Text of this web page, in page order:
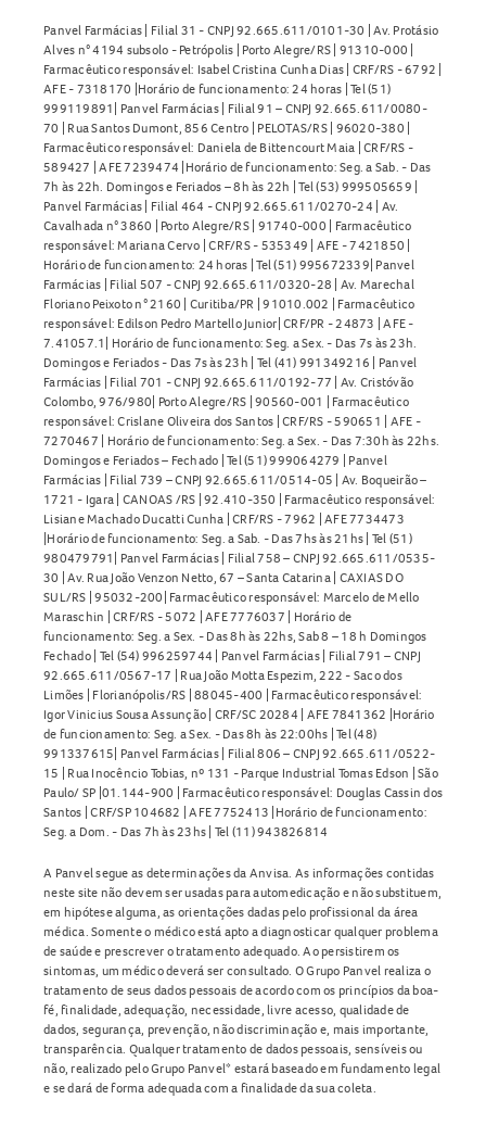
Panvel Farmácias | Filial 31 - CNPJ 92.665.611/0101-30 | Av. Protásio
Alves n° 4194 subsolo - Petrópolis | Porto Alegre/RS | 91310-000 |
Farmacêutico responsável: Isabel Cristina Cunha Dias | CRF/RS - 6792 |
AFE - 7318170 |Horário de funcionamento: 24 horas | Tel (51)
999119891| Panvel Farmácias | Filial 91 – CNPJ 92.665.611/0080-
70 | Rua Santos Dumont, 856 Centro | PELOTAS/RS | 96020-380 |
Farmacêutico responsável: Daniela de Bittencourt Maia | CRF/RS -
589427 | AFE 7239474 |Horário de funcionamento: Seg. a Sab. - Das
7h às 22h. Domingos e Feriados – 8h às 22h | Tel (53) 999505659 |
Panvel Farmácias | Filial 464 - CNPJ 92.665.611/0270-24 | Av.
Cavalhada n° 3860 | Porto Alegre/RS | 91740-000 | Farmacêutico
responsável: Mariana Cervo | CRF/RS - 535349 | AFE - 7421850 |
Horário de funcionamento: 24 horas | Tel (51) 995672339| Panvel
Farmácias | Filial 507 - CNPJ 92.665.611/0320-28 | Av. Marechal
Floriano Peixoto n° 2160 | Curitiba/PR | 91010.002 | Farmacêutico
responsável: Edilson Pedro Martello Junior| CRF/PR - 24873 | AFE -
7.41057.1| Horário de funcionamento: Seg. a Sex. - Das 7s às 23h.
Domingos e Feriados - Das 7s às 23h | Tel (41) 991349216 | Panvel
Farmácias | Filial 701 - CNPJ 92.665.611/0192-77 | Av. Cristóvão
Colombo, 976/980| Porto Alegre/RS | 90560-001 | Farmacêutico
responsável: Crislane Oliveira dos Santos | CRF/RS - 590651 | AFE -
7270467 | Horário de funcionamento: Seg. a Sex. - Das 7:30h às 22hs.
Domingos e Feriados – Fechado | Tel (51) 999064279 | Panvel
Farmácias | Filial 739 – CNPJ 92.665.611/0514-05 | Av. Boqueirão –
1721 - Igara | CANOAS /RS | 92.410-350 | Farmacêutico responsável:
Lisiane Machado Ducatti Cunha | CRF/RS - 7962 | AFE 7734473
|Horário de funcionamento: Seg. a Sab. - Das 7hs às 21hs | Tel (51)
980479791| Panvel Farmácias | Filial 758 – CNPJ 92.665.611/0535-
30 | Av. Rua João Venzon Netto, 67 – Santa Catarina | CAXIAS DO
SUL/RS | 95032-200| Farmacêutico responsável: Marcelo de Mello
Maraschin | CRF/RS - 5072 | AFE 7776037 | Horário de
funcionamento: Seg. a Sex. - Das 8h às 22hs, Sab 8 – 18 h Domingos
Fechado | Tel (54) 996259744 | Panvel Farmácias | Filial 791 – CNPJ
92.665.611/0567-17 | Rua João Motta Espezim, 222 - Saco dos
Limões | Florianópolis/RS | 88045-400 | Farmacêutico responsável:
Igor Vinicius Sousa Assunção | CRF/SC 20284 | AFE 7841362 |Horário
de funcionamento: Seg. a Sex. - Das 8h às 22:00hs | Tel (48)
991337615| Panvel Farmácias | Filial 806 – CNPJ 92.665.611/0522-
15 | Rua Inocêncio Tobias, nº 131 - Parque Industrial Tomas Edson | São
Paulo/ SP |01.144-900 | Farmacêutico responsável: Douglas Cassin dos
Santos | CRF/SP 104682 | AFE 7752413 |Horário de funcionamento:
Seg. a Dom. - Das 7h às 23hs | Tel (11) 943826814
A Panvel segue as determinações da Anvisa. As informações contidas
neste site não devem ser usadas para automedicação e não substituem,
em hipótese alguma, as orientações dadas pelo profissional da área
médica. Somente o médico está apto a diagnosticar qualquer problema
de saúde e prescrever o tratamento adequado. Ao persistirem os
sintomas, um médico deverá ser consultado. O Grupo Panvel realiza o
tratamento de seus dados pessoais de acordo com os princípios da boa-
fé, finalidade, adequação, necessidade, livre acesso, qualidade de
dados, segurança, prevenção, não discriminação e, mais importante,
transparência. Qualquer tratamento de dados pessoais, sensíveis ou
não, realizado pelo Grupo Panvel* estará baseado em fundamento legal
e se dará de forma adequada com a finalidade da sua coleta.